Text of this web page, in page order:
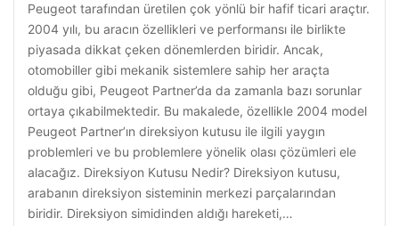
Peugeot tarafından üretilen çok yönlü bir hafif ticari araçtır.
2004 yılı, bu aracın özellikleri ve performansı ile birlikte
piyasada dikkat çeken dönemlerden biridir. Ancak,
otomobiller gibi mekanik sistemlere sahip her araçta
olduğu gibi, Peugeot Partner’da da zamanla bazı sorunlar
ortaya çıkabilmektedir. Bu makalede, özellikle 2004 model
Peugeot Partner’ın direksiyon kutusu ile ilgili yaygın
problemleri ve bu problemlere yönelik olası çözümleri ele
alacağız. Direksiyon Kutusu Nedir? Direksiyon kutusu,
arabanın direksiyon sisteminin merkezi parçalarından
biridir. Direksiyon simidinden aldığı hareketi,…